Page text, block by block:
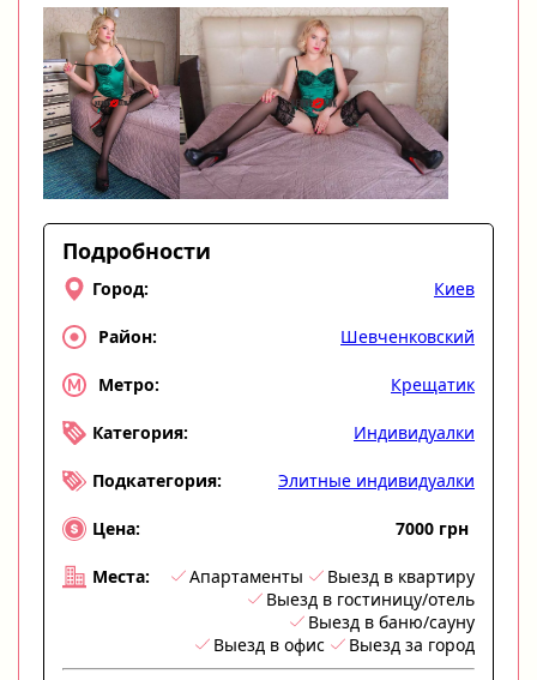
Подробности
Город: Киев
Район: Шевченковский
Метро: Крещатик
Категория: Индивидуалки
Подкатегория: Элитные индивидуалки
Цена: 7000 грн
Места: Апартаменты
Выезд в квартиру
Выезд в гостиницу/отель
Выезд в баню/сауну
Выезд в офис
Выезд за город